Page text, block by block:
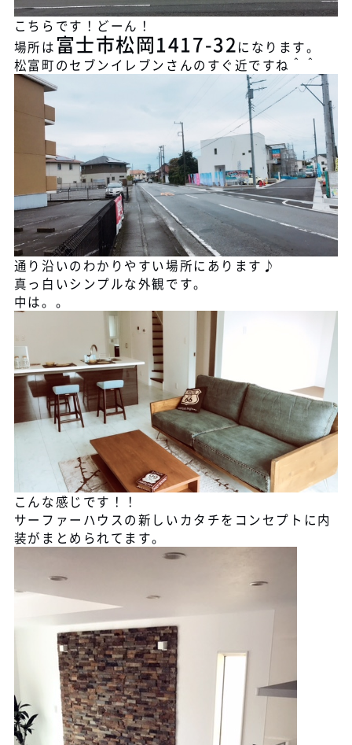
こちらです！どーん！
場所は 富士市松岡1417-32になります。
松富町のセブンイレブンさんのすぐ近ですね＾＾
通り沿いのわかりやすい場所にあります♪
真っ白いシンプルな外観です。
中は。。
こんな感じです！！
サーファーハウスの新しいカタチをコンセプトに内
装がまとめられてます。